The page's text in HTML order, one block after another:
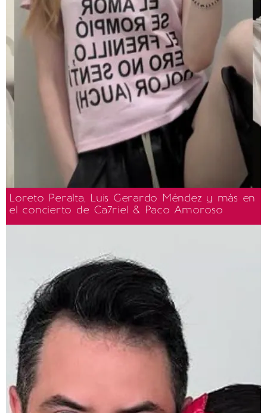
Loreto Peralta, Luis Gerardo Méndez y más en
el concierto de Ca7riel & Paco Amoroso